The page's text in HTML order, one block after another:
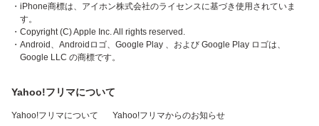
・iPhone商標は、アイホン株式会社のライセンスに基づき使用されていま
す。
・Copyright (C) Apple Inc. All rights reserved.
・Android、Androidロゴ、Google Play 、および Google Play ロゴは、
Google LLC の商標です。
Yahoo!フリマについて
Yahoo!フリマについて Yahoo!フリマからのお知らせ